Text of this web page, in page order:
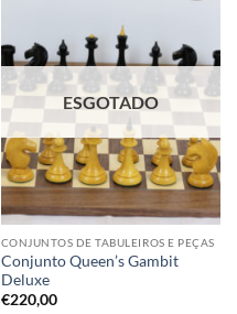
desejos
ESGOTADO
CONJUNTOS DE TABULEIROS E PEÇAS
Conjunto Queen’s Gambit
Deluxe
€220,00